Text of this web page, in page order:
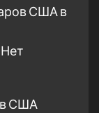
США в
США